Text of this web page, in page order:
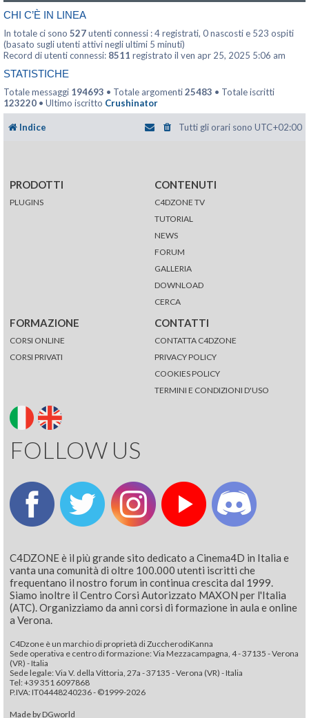
CHI C’È IN LINEA
In totale ci sono 527utenti connessi : 4 registrati, 0 nascosti e 523 ospiti
(basato sugli utenti attivi negli ultimi 5 minuti)
Record di utenti connessi: 8511 registrato il ven apr 25, 2025 5:06 am
STATISTICHE
Totale messaggi 194693 • Totale argomenti25483 • Totale iscritti
123220 • Ultimo iscritto Crushinator
Indice Tutti gli orari sono UTC+02:00
PRODOTTI
PLUGINS
CONTENUTI
C4DZONE TV
TUTORIAL
NEWS
FORUM
GALLERIA
DOWNLOAD
CERCA
FORMAZIONE
CORSI ONLINE
CORSI PRIVATI
CONTATTI
CONTATTA C4DZONE
PRIVACY POLICY
COOKIES POLICY
TERMINI E CONDIZIONI D'USO
FOLLOW US
C4DZONE è il più grande sito dedicato a Cinema4D in Italia e
vanta una comunità di oltre 100.000 utenti iscritti che
frequentano il nostro forum in continua crescita dal 1999.
Siamo inoltre il Centro Corsi Autorizzato MAXON per l'Italia
(ATC). Organizziamo da anni corsi di formazione in aula e online
a Verona.
C4Dzone è un marchio di proprietà di ZuccherodiKanna
Sede operativa e centro di formazione: Via Mezzacampagna, 4 - 37135 - Verona
(VR) - Italia
Sede legale: Via V. della Vittoria, 27a - 37135 - Verona (VR) - Italia
Tel: +39 351 6097868‬
P.IVA: IT04448240236 - ©1999-2026
Made by DGworld